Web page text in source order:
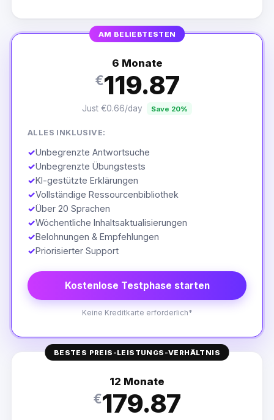
AM BELIEBTESTEN
6 Monate
€119.87
Just €0.66/day Save 20%
ALLES INKLUSIVE:
✓Unbegrenzte Antwortsuche
✓Unbegrenzte Übungstests
✓KI-gestützte Erklärungen
✓Vollständige Ressourcenbibliothek
✓Über 20 Sprachen
✓Wöchentliche Inhaltsaktualisierungen
✓Belohnungen & Empfehlungen
✓Priorisierter Support
Kostenlose Testphase starten
Keine Kreditkarte erforderlich*
BESTES PREIS-LEISTUNGS-VERHÄLTNIS
12 Monate
€179.87